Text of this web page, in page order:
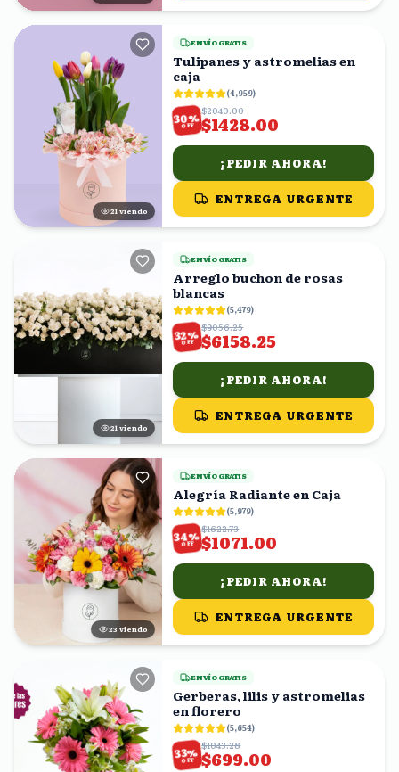
21 viendo
ENVÍO GRATIS
Tulipanes y astromelias en
caja
(4,959)
30%
OFF
$2040.00
$1428.00
¡PEDIR AHORA!
ENTREGA URGENTE
21 viendo
ENVÍO GRATIS
Arreglo buchon de rosas
blancas
(5,479)
32%
OFF
$9056.25
$6158.25
¡PEDIR AHORA!
ENTREGA URGENTE
22 viendo
ENVÍO GRATIS
Alegría Radiante en Caja
(5,979)
34%
OFF
$1622.73
$1071.00
¡PEDIR AHORA!
ENTREGA URGENTE
ENVÍO GRATIS
Gerberas, lilis y astromelias
en florero
(5,654)
33%
OFF
$1043.28
$699.00